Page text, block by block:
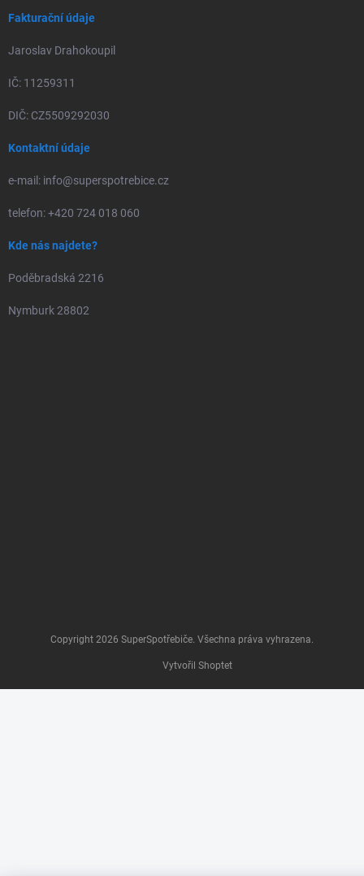
Fakturační údaje
Jaroslav Drahokoupil
IČ: 11259311
DIČ: CZ5509292030
Kontaktní údaje
e-mail: info@superspotrebice.cz
telefon: +420 724 018 060
Kde nás najdete?
Poděbradská 2216
Nymburk 28802
Vytvořil Shoptet
Copyright 2026 SuperSpotřebiče. Všechna práva vyhrazena.